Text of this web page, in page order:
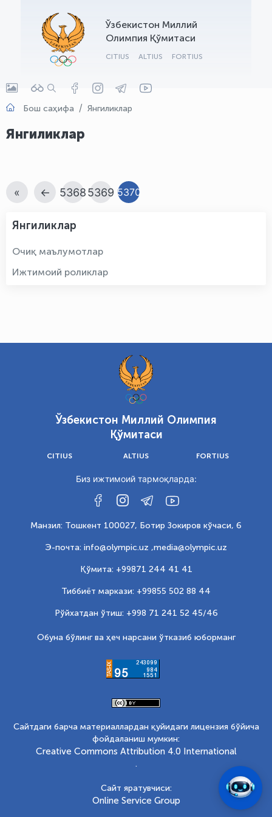
Ўзбекистон Миллий
Олимпия Қўмитаси
CITIUS ALTIUS FORTIUS
Бош саҳифа Янгиликлар
Янгиликлар
« ← 53685369 5370
Янгиликлар
Очиқ маълумотлар
Ижтимоий роликлар
Ўзбекистон Миллий Олимпия
Қўмитаси
CITIUS ALTIUS FORTIUS
Биз ижтимоий тармоқларда:
Манзил: Тошкент 100027, Ботир Зокиров кўчаси, 6
Э-почта: info@olympic.uz ,media@olympic.uz
Қўмита: +99871 244 41 41
Тиббиёт маркази: +99855 502 88 44
Рўйхатдан ўтиш: +998 71 241 52 45/46
Обуна бўлинг ва ҳеч нарсани ўтказиб юборманг
Сайтдаги барча материаллардан қуйидаги лицензия бўйича
фойдаланиш мумкин:
Creative Commons Attribution 4.0 International
.
Сайт яратувчиси:
Online Service Group
OLYMPCHIK AI - yordamchi
Онлайн · olympic.uz